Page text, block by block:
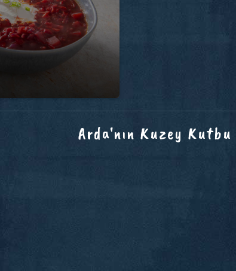
Arda'nın Kuzey Kutbu